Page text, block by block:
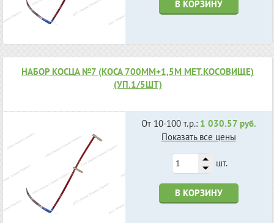
В КОРЗИНУ
НАБОР КОСЦА №7 (КОСА 700ММ+1,5М МЕТ.КОСОВИЩЕ)
(УП.1/5ШТ)
От 10-100 т.р.: 1 030.57 руб.
Показать все цены
шт.
В КОРЗИНУ